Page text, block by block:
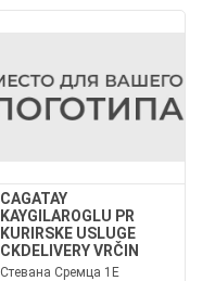
CAGATAY
KAYGILAROGLU PR
KURIRSKE USLUGE
CKDELIVERY VRČIN
Стевана Сремца 1Е